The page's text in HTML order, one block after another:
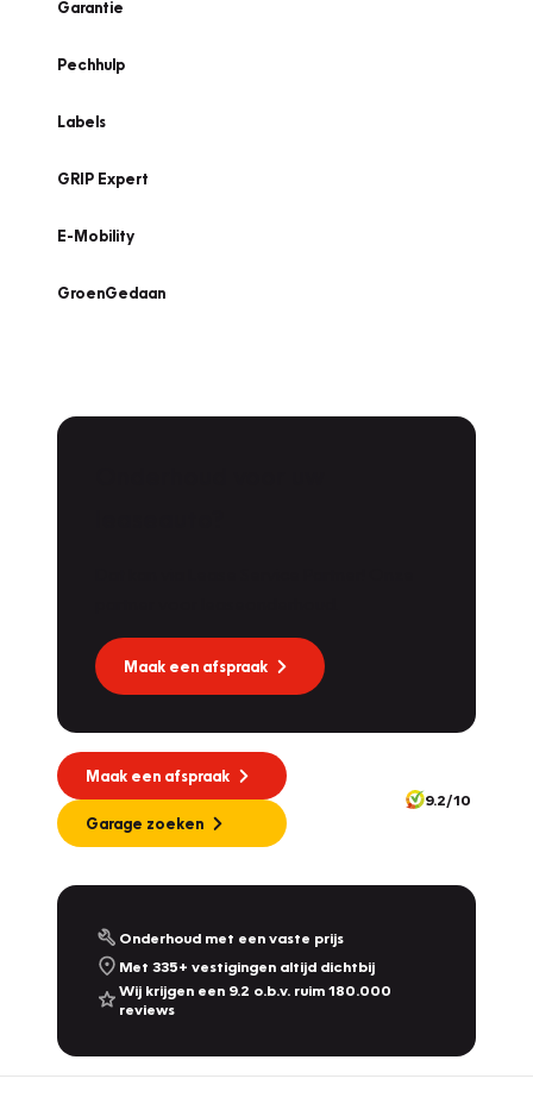
Garantie
Pechhulp
Labels
GRIP Expert
E-Mobility
GroenGedaan
Maak een afspraak
Maak een afspraak
Garage zoeken
9.2/10
Onderhoud met een vaste prijs
Met 335+ vestigingen altijd dichtbij
Wij krijgen een 9.2 o.b.v. ruim 180.000
reviews